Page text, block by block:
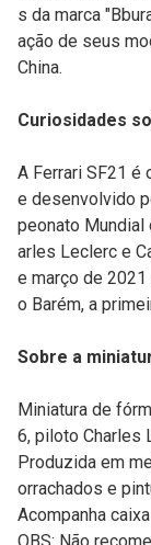
s da marca
ação de seus
China.
Curiosidades
A Ferrari SF21 é
e desenvolvido
peonato Mundial
arles Leclerc e
e março de
o Barém, a
Sobre a
Miniatura de
6, piloto Charles
Produzida em
orrachados e
Acompanha